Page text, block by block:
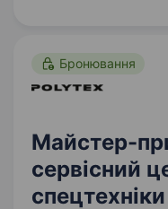
Бронювання
Майстер-
сервісний
спецтехніки